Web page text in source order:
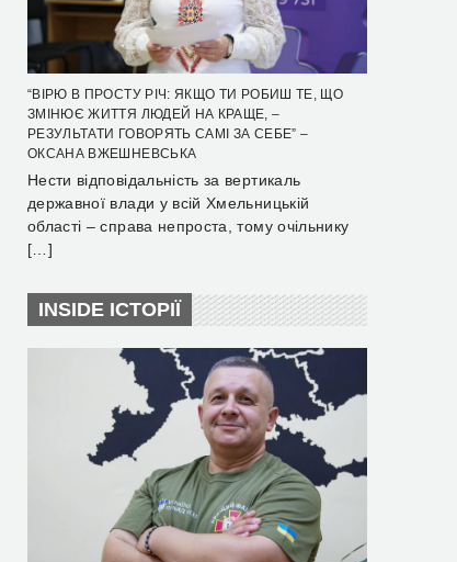
“ВІРЮ В ПРОСТУ РІЧ: ЯКЩО ТИ РОБИШ ТЕ, ЩО
ЗМІНЮЄ ЖИТТЯ ЛЮДЕЙ НА КРАЩЕ, –
РЕЗУЛЬТАТИ ГОВОРЯТЬ САМІ ЗА СЕБЕ” –
ОКСАНА ВЖЕШНЕВСЬКА
Нести відповідальність за вертикаль
державної влади у всій Хмельницькій
області – справа непроста, тому очільнику
[…]
INSIDE ІСТОРІЇ